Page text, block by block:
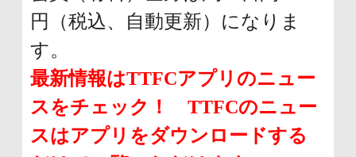
円（税込、自動更新）になりま
す。
最新情報はTTFCアプリのニュー
スをチェック！ TTFCのニュー
スはアプリをダウンロードする